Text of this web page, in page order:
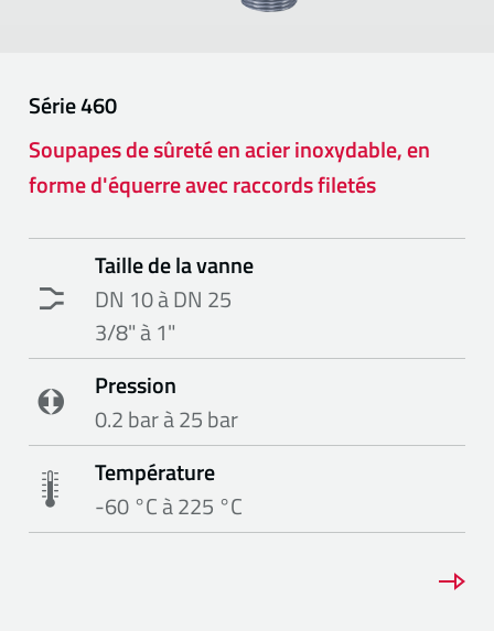
Série460
Soupapes de sûreté en acier inoxydable, en
forme d'équerre avec raccords filetés
Taille de la vanne
DN 10 à DN 25
3/8" à 1"
Pression
0.2 bar à 25 bar
Température
-60 °C à 225 °C